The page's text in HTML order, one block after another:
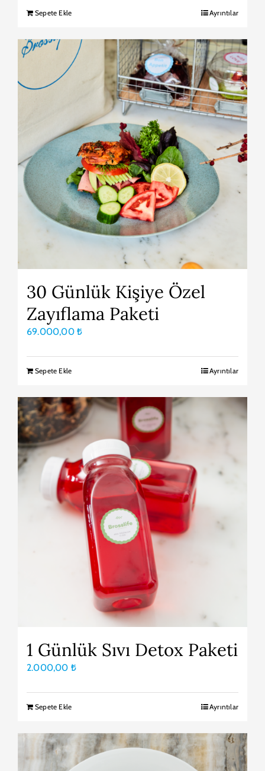
Sepete Ekle Ayrıntılar
30 Günlük Kişiye Özel
Zayıflama Paketi
69.000,00 ₺
Sepete Ekle Ayrıntılar
1 Günlük Sıvı Detox Paketi
2.000,00 ₺
Sepete Ekle Ayrıntılar